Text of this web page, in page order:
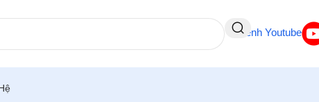
Kênh Youtube